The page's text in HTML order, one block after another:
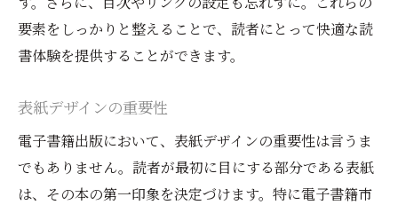
要素をしっかりと整えることで、読者にとって快適な読
書体験を提供することができます。
表紙デザインの重要性
電子書籍出版において、表紙デザインの重要性は言うま
でもありません。読者が最初に目にする部分である表紙
は、その本の第一印象を決定づけます。特に電子書籍市